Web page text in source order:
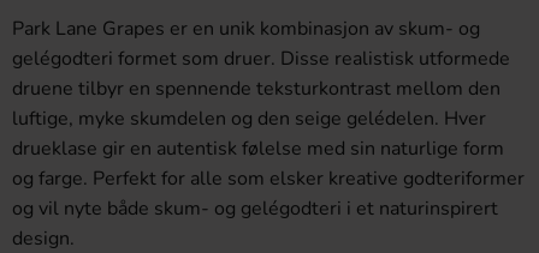
Park Lane Grapes er en unik kombinasjon av skum- og
gelégodteri formet som druer. Disse realistisk utformede
druene tilbyr en spennende teksturkontrast mellom den
luftige, myke skumdelen og den seige gelédelen. Hver
drueklase gir en autentisk følelse med sin naturlige form
og farge. Perfekt for alle som elsker kreative godteriformer
og vil nyte både skum- og gelégodteri i et naturinspirert
design.